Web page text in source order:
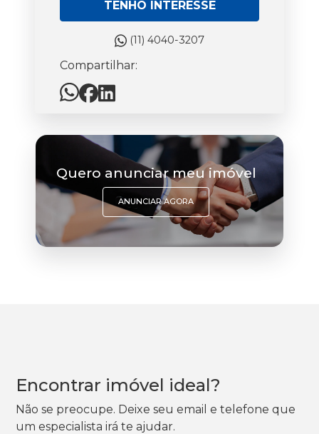
TENHO INTERESSE
(11) 4040-3207
Compartilhar:
Quero anunciar meu imóvel
ANUNCIAR AGORA
Encontrar imóvel ideal?
Não se preocupe. Deixe seu email e telefone que
um especialista irá te ajudar.